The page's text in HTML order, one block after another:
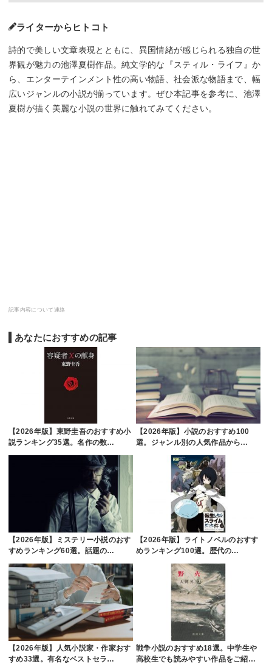
ライターからヒトコト
詩的で美しい文章表現とともに、異国情緒が感じられる独自の世
界観が魅力の池澤夏樹作品。純文学的な『スティル・ライフ』か
ら、エンターテインメント性の高い物語、社会派な物語まで、幅
広いジャンルの小説が揃っています。ぜひ本記事を参考に、池澤
夏樹が描く美麗な小説の世界に触れてみてください。
記事内容について連絡
あなたにおすすめの記事
【2026年版】東野圭吾のおすすめ小
説ランキング35選。名作の数…
【2026年版】小説のおすすめ100
選。ジャンル別の人気作品から…
【2026年版】ミステリー小説のおす
すめランキング60選。話題の…
【2026年版】ライトノベルのおすす
めランキング100選。歴代の…
【2026年版】人気小説家・作家おす
すめ33選。有名なベストセラ…
戦争小説のおすすめ18選。中学生や
高校生でも読みやすい作品をご紹…